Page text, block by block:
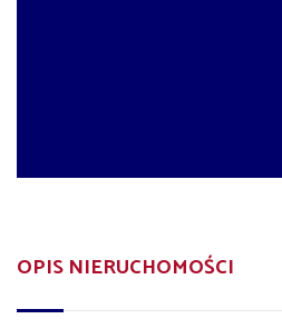
OPIS NIERUCHOMOŚCI